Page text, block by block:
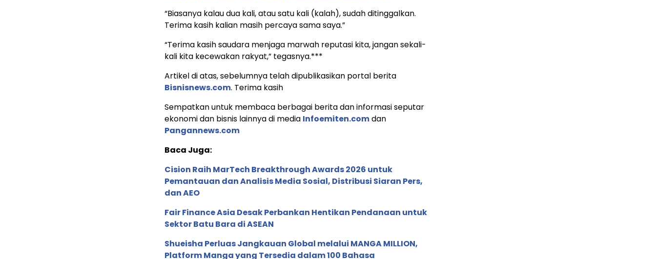
“Biasanya kalau dua kali, atau satu kali (kalah), sudah ditinggalkan.
Terima kasih kalian masih percaya sama saya.”
“Terima kasih saudara menjaga marwah reputasi kita, jangan sekali-
kali kita kecewakan rakyat,” tegasnya.***
Artikel di atas, sebelumnya telah dipublikasikan portal berita
Bisnisnews.com. Terima kasih
Sempatkan untuk membaca berbagai berita dan informasi seputar
ekonomi dan bisnis lainnya di media Infoemiten.comdan
Pangannews.com
Baca Juga:
Cision Raih MarTech Breakthrough Awards 2026 untuk
Pemantauan dan Analisis Media Sosial, Distribusi Siaran Pers,
dan AEO
Fair Finance Asia Desak Perbankan Hentikan Pendanaan untuk
Sektor Batu Bara di ASEAN
Shueisha Perluas Jangkauan Global melalui MANGA MILLION,
Platform Manga yang Tersedia dalam 100 Bahasa